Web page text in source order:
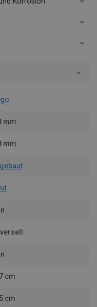
mm
mm
cm
cm